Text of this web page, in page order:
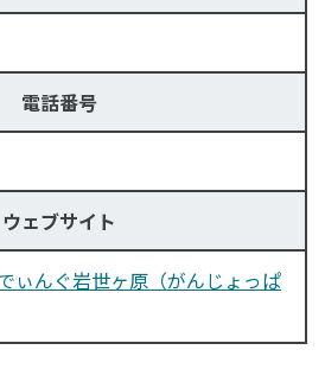
電話番号
ウェブサイト
ぃんぐ岩世ヶ原（がんじょっぱ